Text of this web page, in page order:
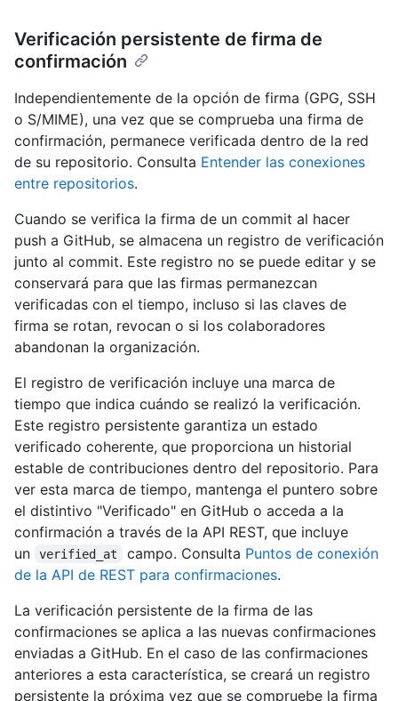
Verificación persistente de firma de
confirmación
Independientemente de la opción de firma (GPG, SSH
o S/MIME), una vez que se comprueba una firma de
confirmación, permanece verificada dentro de la red
de su repositorio. Consulta Entender las conexiones
entre repositorios.
Cuando se verifica la firma de un commit al hacer
push a GitHub, se almacena un registro de verificación
junto al commit. Este registro no se puede editar y se
conservará para que las firmas permanezcan
verificadas con el tiempo, incluso si las claves de
firma se rotan, revocan o si los colaboradores
abandonan la organización.
El registro de verificación incluye una marca de
tiempo que indica cuándo se realizó la verificación.
Este registro persistente garantiza un estado
verificado coherente, que proporciona un historial
estable de contribuciones dentro del repositorio. Para
ver esta marca de tiempo, mantenga el puntero sobre
el distintivo "Verificado" en GitHub o acceda a la
confirmación a través de la API REST, que incluye
un
verified_at campo. Consulta Puntos de conexión
de la API de REST para confirmaciones.
La verificación persistente de la firma de las
confirmaciones se aplica a las nuevas confirmaciones
enviadas a GitHub. En el caso de las confirmaciones
anteriores a esta característica, se creará un registro
persistente la próxima vez que se compruebe la firma